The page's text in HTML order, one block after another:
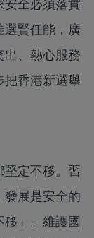
安全必須落實
選賢任能，廣
出、熱心服務
把香港新選舉
定不移。習
發展是安全的
」。維護國